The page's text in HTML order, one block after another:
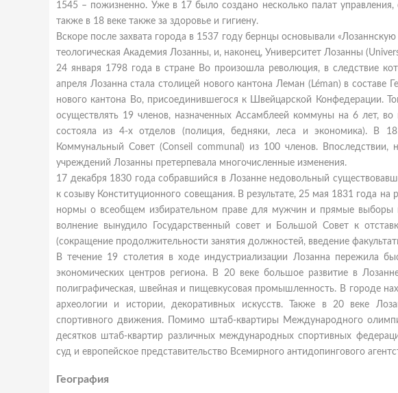
1545 – пожизненно. Уже в 17 было создано несколько палат
также в 18 веке также за здоровье и гигиену.
Вскоре после захвата города в 1537 году бернцы основывали
теологическая Академия Лозанны, и, наконец, Университет Лозанны
24 января 1798 года в стране Во произошла революция, в следствие
апреля Лозанна стала столицей нового кантона Леман (Léman) в составе
нового кантона Во, присоединившегося к Швейцарской Конфедерации.
осуществлять 19 членов, назначенных Ассамблеей коммуны на 6 лет,
состояла из 4-х отделов (полиция, бедняки, леса и экономика). В
Коммунальный Совет (Conseil communal) из 100 членов.
учреждений Лозанны претерпевала многочисленные изменения.
17 декабря 1830 года собравшийся в Лозанне недовольный
к созыву Конституционного совещания. В результате, 25 мая 1831 года
нормы о всеобщем избирательном праве для мужчин и прямые выборы
волнение вынудило Государственный совет и Большой Совет к
(сокращение продолжительности занятия должностей, введение
В течение 19 столетия в ходе индустриализации Лозанна пережила
экономических центров региона. В 20 веке большое развитие в
полиграфическая, швейная и пищевкусовая промышленность. В городе
археологии и истории, декоративных искусств. Также в 20 веке
спортивного движения. Помимо штаб-квартиры Международного
десятков штаб-квартир различных международных спортивных
суд и европейское представительство Всемирного антидопингового
География